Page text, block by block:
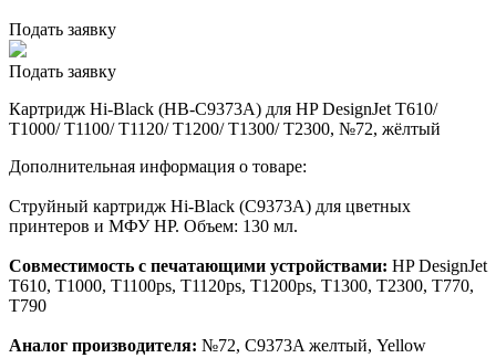
Подать заявку
Подать заявку
Картридж Hi-Black (HB-C9373A) для HP DesignJet T610/
T1000/ T1100/ T1120/ T1200/ T1300/ T2300, №72, жёлтый
Дополнительная информация о товаре:
Струйный картридж Hi-Black (C9373A) для цветных
принтеров и МФУ HP. Объем: 130 мл.
Совместимость с печатающими устройствами: HP DesignJet
T610, T1000, T1100ps, T1120ps, T1200ps, T1300, T2300, T770,
T790
Аналог производителя: №72, C9373A желтый, Yellow